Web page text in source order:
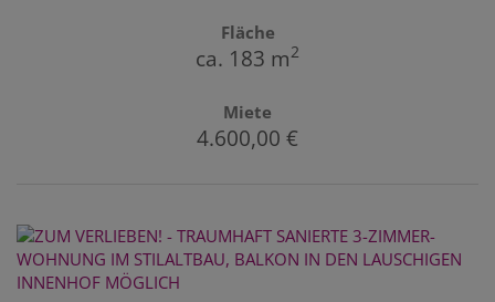
Fläche
ca. 183 m2
Miete
4.600,00 €